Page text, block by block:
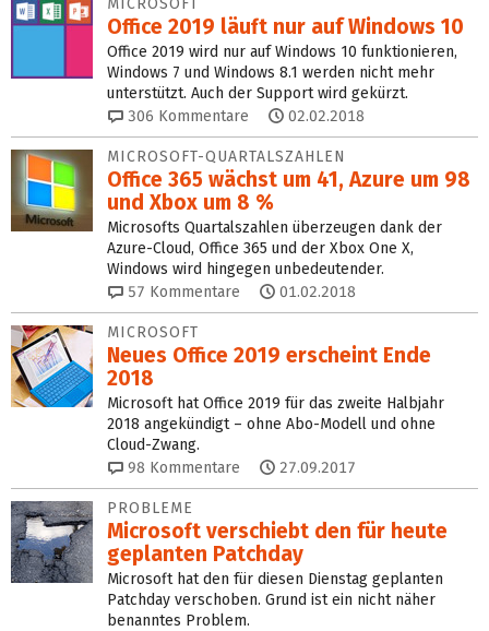
Office 2019 läuft nur auf Windows 10
Office 2019 wird nur auf Windows 10 funktionieren,
Windows 7 und Windows 8.1 werden nicht mehr
unterstützt. Auch der Support wird gekürzt.
306 Kommentare 02.02.2018
MICROSOFT-QUARTALSZAHLEN
Office 365 wächst um 41, Azure um 98
und Xbox um 8 %
Microsofts Quartalszahlen überzeugen dank der
Azure-Cloud, Office 365 und der Xbox One X,
Windows wird hingegen unbedeutender.
57 Kommentare 01.02.2018
MICROSOFT
Neues Office 2019 erscheint Ende
2018
Microsoft hat Office 2019 für das zweite Halbjahr
2018 angekündigt – ohne Abo-Modell und ohne
Cloud-Zwang.
98 Kommentare 27.09.2017
PROBLEME
Microsoft verschiebt den für heute
geplanten Patchday
Microsoft hat den für diesen Dienstag geplanten
Patchday verschoben. Grund ist ein nicht näher
benanntes Problem.